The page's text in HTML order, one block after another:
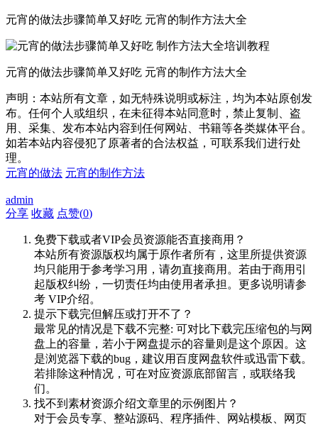
元宵的做法步骤简单又好吃 元宵的制作方法大全
元宵的做法步骤简单又好吃 元宵的制作方法大全
声明：本站所有文章，如无特殊说明或标注，均为本站原创发
布。任何个人或组织，在未征得本站同意时，禁止复制、盗
用、采集、发布本站内容到任何网站、书籍等各类媒体平台。
如若本站内容侵犯了原著者的合法权益，可联系我们进行处
理。
元宵的做法 元宵的制作方法
admin
分享 收藏 点赞(0)
免费下载或者VIP会员资源能否直接商用？
本站所有资源版权均属于原作者所有，这里所提供资源
均只能用于参考学习用，请勿直接商用。若由于商用引
起版权纠纷，一切责任均由使用者承担。更多说明请参
考 VIP介绍。
提示下载完但解压或打开不了？
最常见的情况是下载不完整: 可对比下载完压缩包的与网
盘上的容量，若小于网盘提示的容量则是这个原因。这
是浏览器下载的bug，建议用百度网盘软件或迅雷下载。
若排除这种情况，可在对应资源底部留言，或联络我
们。
找不到素材资源介绍文章里的示例图片？
对于会员专享、整站源码、程序插件、网站模板、网页